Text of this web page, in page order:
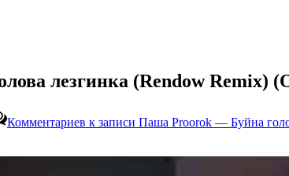
лезгинка (Rendow Remix)
Комментариев к записи Паша Proorok — Буйна